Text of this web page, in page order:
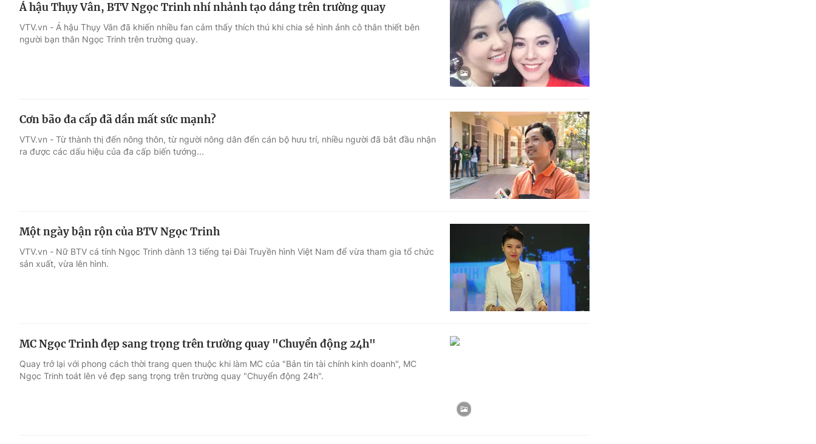
Á hậu Thụy Vân, BTV Ngọc Trinh nhí nhảnh tạo dáng trên trường quay
VTV.vn - Á hậu Thụy Vân đã khiến nhiều fan cảm thấy thích thú khi chia sẻ hình ảnh cô thân thiết bên
người bạn thân Ngọc Trinh trên trường quay.
Cơn bão đa cấp đã dần mất sức mạnh?
VTV.vn - Từ thành thị đến nông thôn, từ người nông dân đến cán bộ hưu trí, nhiều người đã bắt đầu nhận
ra được các dấu hiệu của đa cấp biến tướng...
Một ngày bận rộn của BTV Ngọc Trinh
VTV.vn - Nữ BTV cá tính Ngọc Trinh dành 13 tiếng tại Đài Truyền hình Việt Nam để vừa tham gia tổ chức
sản xuất, vừa lên hình.
MC Ngọc Trinh đẹp sang trọng trên trường quay "Chuyển động 24h"
Quay trở lại với phong cách thời trang quen thuộc khi làm MC của "Bản tin tài chính kinh doanh", MC
Ngọc Trinh toát lên vẻ đẹp sang trọng trên trường quay "Chuyển động 24h".